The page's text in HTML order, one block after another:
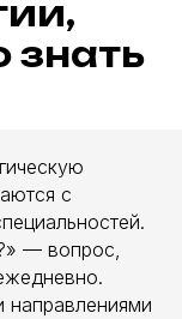
знать
с
— вопрос,